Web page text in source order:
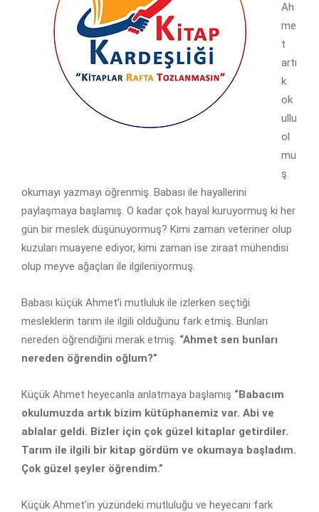
Ah
me
t
artı
k
ok
ullu
ol
mu
ş
okumayı yazmayı öğrenmiş. Babası ile hayallerini
paylaşmaya başlamış. O kadar çok hayal kuruyormuş ki her
gün bir meslek düşünüyormuş? Kimi zaman veteriner olup
kuzuları muayene ediyor, kimi zaman ise ziraat mühendisi
olup meyve ağaçları ile ilgileniyormuş.
Babası küçük Ahmet’i mutluluk ile izlerken seçtiği
mesleklerin tarım ile ilgili olduğunu fark etmiş. Bunları
nereden öğrendiğini merak etmiş. “Ahmet sen bunları
nereden öğrendin oğlum?”
Küçük Ahmet heyecanla anlatmaya başlamış “Babacım
okulumuzda artık bizim kütüphanemiz var. Abi ve
ablalar geldi. Bizler için çok güzel kitaplar getirdiler.
Tarım ile ilgili bir kitap gördüm ve okumaya başladım.
Çok güzel şeyler öğrendim.”
Küçük Ahmet’in yüzündeki mutluluğu ve heyecanı fark